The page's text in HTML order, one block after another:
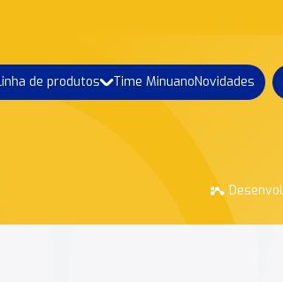
de produtos Time MinuanoNovidades